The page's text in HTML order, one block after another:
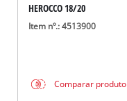
HEROCCO 18/20
Item nº.: 4513900
Comparar produto